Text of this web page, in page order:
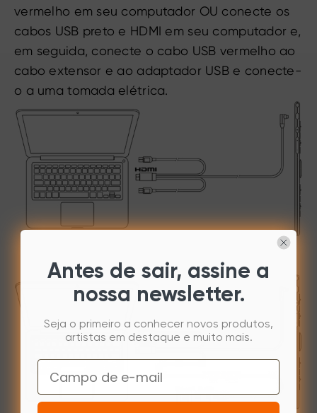
vermelho em seu computador OU conecte os
cabos USB preto e HDMI em seu computador e,
em seguida, conecte o cabo USB vermelho ao
cabo extensor e ao adaptador USB e conecte-
o a uma tomada elétrica.
Antes de sair, assine a
nossa newsletter.
Seja o primeiro a conhecer novos produtos,
artistas em destaque e muito mais.
Email